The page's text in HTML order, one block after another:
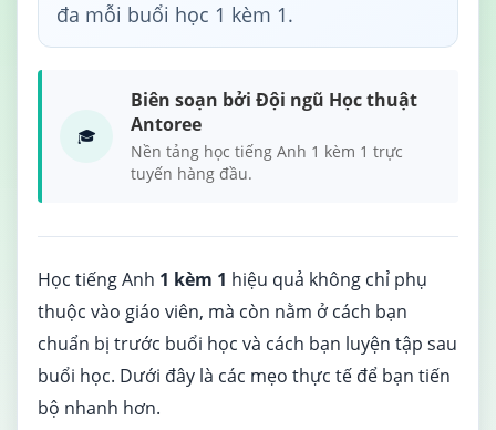
đa mỗi buổi học 1 kèm 1.
🎓
Biên soạn bởi Đội ngũ Học thuật
Antoree
Nền tảng học tiếng Anh 1 kèm 1 trực
tuyến hàng đầu.
Học tiếng Anh 1 kèm 1 hiệu quả không chỉ phụ
thuộc vào giáo viên, mà còn nằm ở cách bạn
chuẩn bị trước buổi học và cách bạn luyện tập sau
buổi học. Dưới đây là các mẹo thực tế để bạn tiến
bộ nhanh hơn.